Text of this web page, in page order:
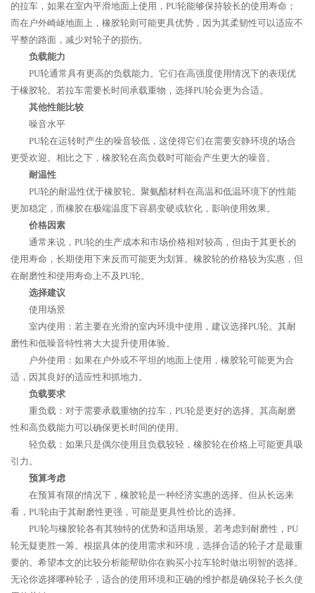
的拉车，如果在室内平滑地面上使用，PU轮能够保持较长的使用寿命；
而在户外崎岖地面上，橡胶轮则可能更具优势，因为其柔韧性可以适应不
平整的路面，减少对轮子的损伤。
负载能力
PU轮通常具有更高的负载能力。它们在高强度使用情况下的表现优
于橡胶轮。若拉车需要长时间承载重物，选择PU轮会更为合适。
其他性能比较
噪音水平
PU轮在运转时产生的噪音较低，这使得它们在需要安静环境的场合
更受欢迎。相比之下，橡胶轮在高负载时可能会产生更大的噪音。
耐温性
PU轮的耐温性优于橡胶轮。聚氨酯材料在高温和低温环境下的性能
更加稳定，而橡胶在极端温度下容易变硬或软化，影响使用效果。
价格因素
通常来说，PU轮的生产成本和市场价格相对较高，但由于其更长的
使用寿命，长期使用下来反而可能更为划算。橡胶轮的价格较为实惠，但
在耐磨性和使用寿命上不及PU轮。
选择建议
使用场景
室内使用：若主要在光滑的室内环境中使用，建议选择PU轮。其耐
磨性和低噪音特性将大大提升使用体验。
户外使用：如果在户外或不平坦的地面上使用，橡胶轮可能更为合
适，因其良好的适应性和抓地力。
负载要求
重负载：对于需要承载重物的拉车，PU轮是更好的选择。其高耐磨
性和高负载能力可以确保更长时间的使用。
轻负载：如果只是偶尔使用且负载较轻，橡胶轮在价格上可能更具吸
引力。
预算考虑
在预算有限的情况下，橡胶轮是一种经济实惠的选择。但从长远来
看，PU轮由于其耐磨性更强，可能是更具性价比的选择。
PU轮与橡胶轮各有其独特的优势和适用场景。若考虑到耐磨性，PU
轮无疑更胜一筹。根据具体的使用需求和环境，选择合适的轮子才是最重
要的。希望本文的比较分析能帮助你在购买小拉车轮时做出明智的选择。
无论你选择哪种轮子，适合的使用环境和正确的维护都是确保轮子长久使